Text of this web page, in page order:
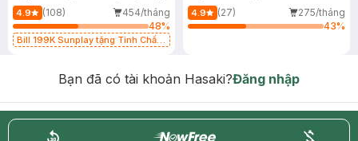
4.9 (108)
454/tháng
48%
Bill 199K Sunplay tặng Tinh Chất
4.9 (27)
275/tháng
43%
Bạn đã có tài khoản Hasaki?Đăng nhập